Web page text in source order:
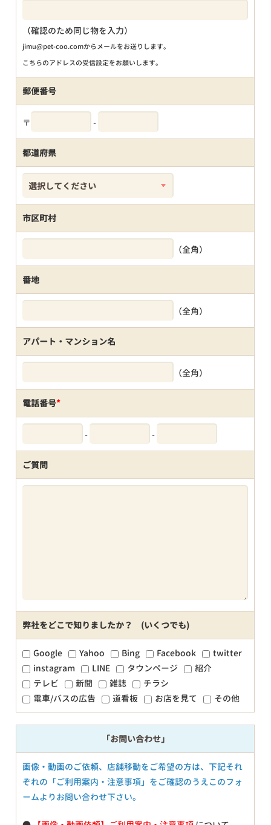
（確認のため同じ物を入力）
jimu@pet-coo.comからメールをお送りします。
こちらのアドレスの受信設定をお願いします。
郵便番号
〒 -
都道府県
市区町村
（全角）
番地
（全角）
アパート・マンション名
（全角）
電話番号*
- -
ご質問
弊社をどこで知りましたか？ (いくつでも)
Google Yahoo Bing Facebook
twitter
instagram
LINE タウンページ
紹介
テレビ
新聞 雑誌
チラシ
電車/バスの広告
道看板 お店を見て その他
「お問い合わせ」
画像・動画のご依頼、店舗移動をご希望の方は、下記それ
ぞれの「ご利用案内・注意事項」をご確認のうえこのフォ
ームよりお問い合わせ下さい。